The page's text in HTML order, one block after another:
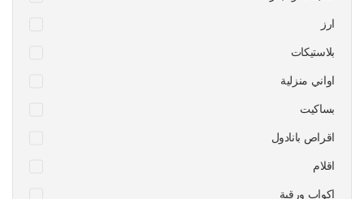
ارز
بلاستيكات
اواني منزلية
بساكيت
اقراص بانادول
اقلام
اكواب ورقية